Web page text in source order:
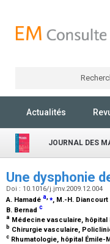
Actualités
JOURNAL DES
Une dysphonie
Doi : 10.1016/j.jmv.2009.12.004
A. Hamadé a ⁎, M.-H. Diancourt
B. Bernad c
a Médecine vasculaire, hôpital
b Chirurgie vasculaire,
c Rhumatologie, hôpital Émile-